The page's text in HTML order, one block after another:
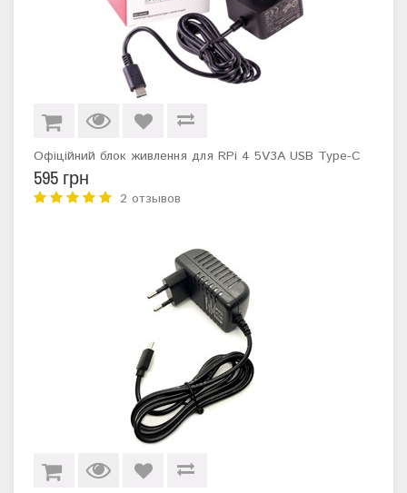
Офіційний блок живлення для RPi 4 5V3A USB Type-C
595 грн
2 отзывов